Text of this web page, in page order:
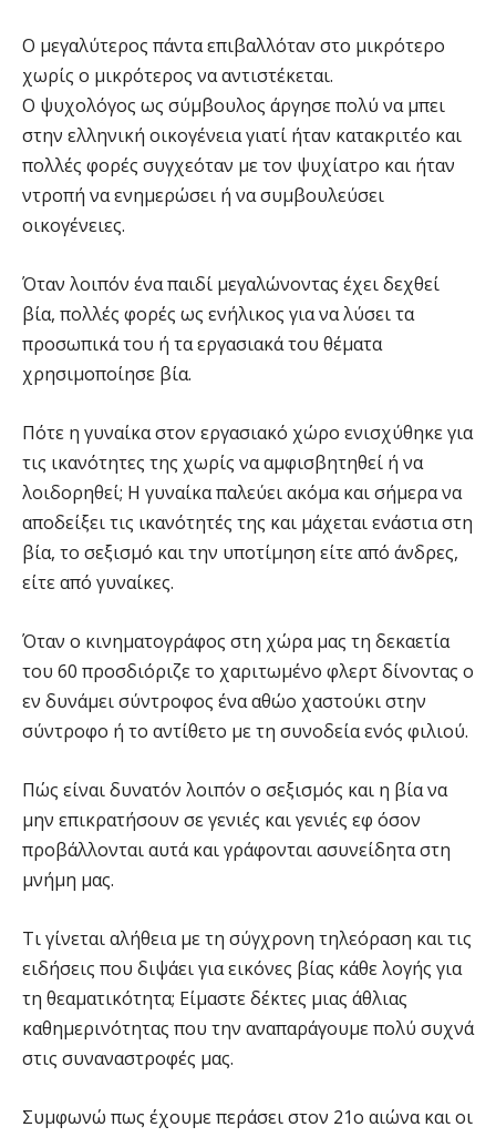
Ο μεγαλύτερος πάντα επιβαλλόταν στο μικρότερο
χωρίς ο μικρότερος να αντιστέκεται.
Ο ψυχολόγος ως σύμβουλος άργησε πολύ να μπει
στην ελληνική οικογένεια γιατί ήταν κατακριτέο και
πολλές φορές συγχεόταν με τον ψυχίατρο και ήταν
ντροπή να ενημερώσει ή να συμβουλεύσει
οικογένειες.
Όταν λοιπόν ένα παιδί μεγαλώνοντας έχει δεχθεί
βία, πολλές φορές ως ενήλικος για να λύσει τα
προσωπικά του ή τα εργασιακά του θέματα
χρησιμοποίησε βία.
Πότε η γυναίκα στον εργασιακό χώρο ενισχύθηκε για
τις ικανότητες της χωρίς να αμφισβητηθεί ή να
λοιδορηθεί; Η γυναίκα παλεύει ακόμα και σήμερα να
αποδείξει τις ικανότητές της και μάχεται ενάστια στη
βία, το σεξισμό και την υποτίμηση είτε από άνδρες,
είτε από γυναίκες.
Όταν ο κινηματογράφος στη χώρα μας τη δεκαετία
του 60 προσδιόριζε το χαριτωμένο φλερτ δίνοντας ο
εν δυνάμει σύντροφος ένα αθώο χαστούκι στην
σύντροφο ή το αντίθετο με τη συνοδεία ενός φιλιού.
Πώς είναι δυνατόν λοιπόν ο σεξισμός και η βία να
μην επικρατήσουν σε γενιές και γενιές εφ όσον
προβάλλονται αυτά και γράφονται ασυνείδητα στη
μνήμη μας.
Τι γίνεται αλήθεια με τη σύγχρονη τηλεόραση και τις
ειδήσεις που διψάει για εικόνες βίας κάθε λογής για
τη θεαματικότητα; Είμαστε δέκτες μιας άθλιας
καθημερινότητας που την αναπαράγουμε πολύ συχνά
στις συναναστροφές μας.
Συμφωνώ πως έχουμε περάσει στον 21ο αιώνα και οι